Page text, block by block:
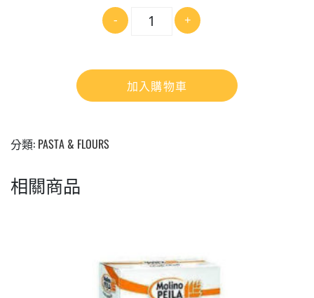
-
數
量
+
加入購物車
分類: PASTA & FLOURS
相關商品